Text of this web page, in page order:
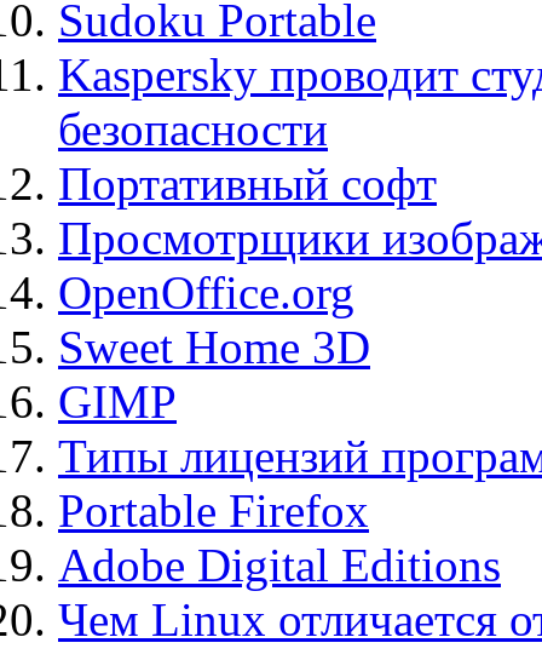
Sudoku Portable
Kaspersky проводит
безопасности
Портативный софт
Просмотрщики
OpenOffice.org
Sweet Home 3D
GIMP
Типы лицензий
Portable Firefox
Adobe Digital Editions
Чем Linux отличается